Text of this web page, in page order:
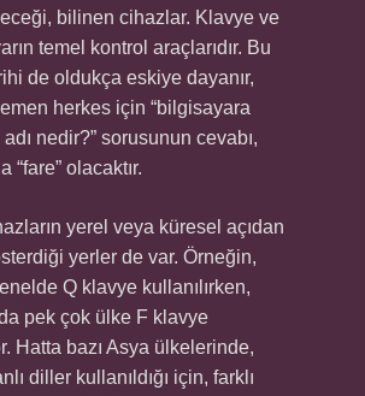
bilinen cihazlar. Klavye ve
temel kontrol araçlarıdır. Bu
de oldukça eskiye dayanır,
herkes için “bilgisayara
nedir?” sorusunun cevabı,
“fare” olacaktır.
yerel veya küresel açıdan
yerler de var. Örneğin,
Q klavye kullanılırken,
pek çok ülke F klavye
Hatta bazı Asya ülkelerinde,
diller kullanıldığı için, farklı